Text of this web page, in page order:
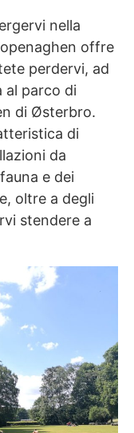
nella
offre
perdervi, ad
al parco di
di Østerbro.
di
da
e dei
oltre a degli
stendere a